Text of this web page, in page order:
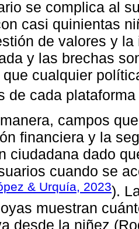
se complica al
casi quinientas
de valores y
y las brechas
que cualquier
de cada plataforma
campos
financiera y la
ciudadana dado
cuando se
& Urquía, 2023).
muestran
desde la niñez